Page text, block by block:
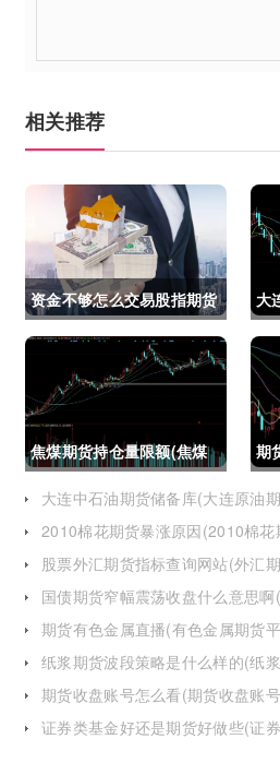
相关推荐
资金不够怎么交易股指期货
(资金不够怎么交易股指期
货呢)
大
(
焦煤期货持仓量限额(焦煤
期货持仓量限额是多少)
期
(期
间
大连中石油期货储备库(大连原油
2010棉花期货暴涨原因(2010棉
股票外汇期货指标查询网站(外汇
国债期货窄幅震荡收盘什么意思
期货有色金属直播(有色金属期货
纸浆期货波段策略是什么样的(纸
期货收盘账号怎么看(期货收盘账
证券类基金好还是期货好做些(证